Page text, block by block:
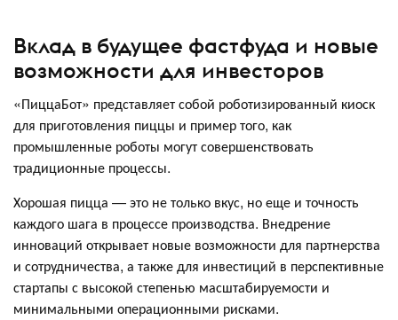
Вклад в будущее фастфуда и новые
возможности для инвесторов
«ПиццаБот» представляет собой роботизированный киоск
для приготовления пиццы и пример того, как
промышленные роботы могут совершенствовать
традиционные процессы.
Хорошая пицца — это не только вкус, но еще и точность
каждого шага в процессе производства. Внедрение
инноваций открывает новые возможности для партнерства
и сотрудничества, а также для инвестиций в перспективные
стартапы с высокой степенью масштабируемости и
минимальными операционными рисками.